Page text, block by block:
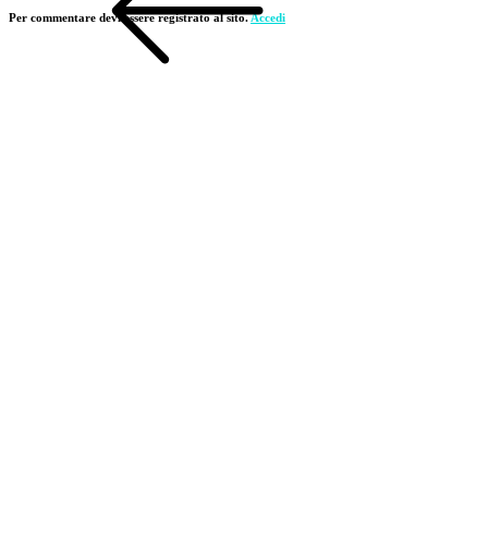
Per commentare devi essere registrato al sito.Accedi